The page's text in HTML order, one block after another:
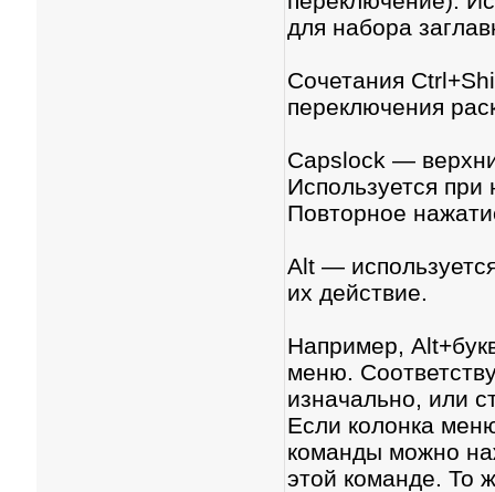
для набора
Cочетания
переключения
Capslock —
Используется
Повторное
Alt —
их действие.
Например,
меню.
изначально, или
Если колонка
команды можно
этой команде. То